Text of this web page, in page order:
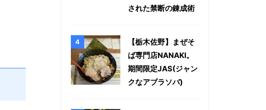
された禁断の錬成術
【栃木佐野】まぜそ
ば専門店NANAKI。
期間限定JAS(ジャン
クなアブラソバ)